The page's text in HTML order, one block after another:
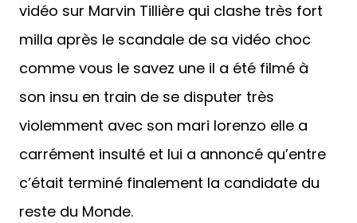
vidéo sur Marvin Tillière qui clashe très fort
milla après le scandale de sa vidéo choc
comme vous le savez une il a été filmé à
son insu en train de se disputer très
violemment avec son mari lorenzo elle a
carrément insulté et lui a annoncé qu’entre
c’était terminé finalement la candidate du
reste du Monde.